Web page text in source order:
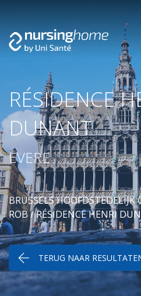
RÉSIDENCE
DUNANT
EVERE
BRUSSELS HOOFDSTEDELIJK
ROB/ RÉSIDENCE HENRI
TERUG NAAR